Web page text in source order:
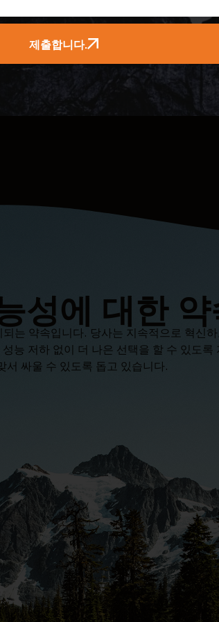
성에 대한
는 약속입니다. 당사는 지속적으로 혁신
능 저하 없이 더 나은 선택을 할 수 있도
서 싸울 수 있도록 돕고 있습니다.
제출합니다.